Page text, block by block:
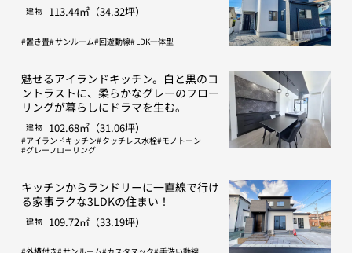
建物 113.44㎡（34.32坪）
置き畳 サンルーム 回遊動線 LDK一体型
魅せるアイランドキッチン。白と黒のコ
ントラストに、柔らかなグレーのフロー
リングが暮らしにドラマを生む。
建物 102.68㎡（31.06坪）
アイランドキッチン タッチレス水栓 モノトーン
グレーフローリング
キッチンからランドリーに一直線で行け
る家事ラクな3LDKの住まい！
建物 109.72㎡（33.19坪）